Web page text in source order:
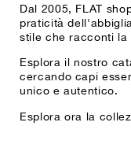
Dal 2005, FLAT
praticità
stile che racconti la
Esplora il nostro
cercando capi
unico e autentico.
Esplora ora la